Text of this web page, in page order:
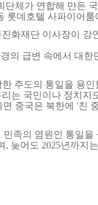
체가 연합해 만든
롯데호텔 사파이어룸
화재단 이사장이 강
의 급변 속에서 대한
주도의 통일을 용
는 국민이나 정치지
중국은 북한에 '친
족의 염원인 통일
늦어도 2025년까지